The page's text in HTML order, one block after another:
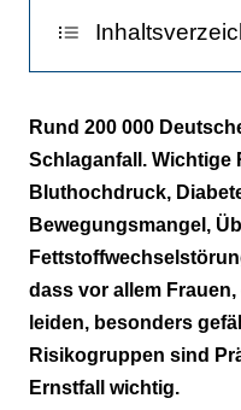
Risikofaktor
Volkskrankheit
Jede Minute
Rund 200 000
Schlaganfall. Wichtige
Bluthochdruck,
Bewegungsmangel,
dass vor allem
leiden, besonders
Risikogruppen sind
Ernstfall wichtig.